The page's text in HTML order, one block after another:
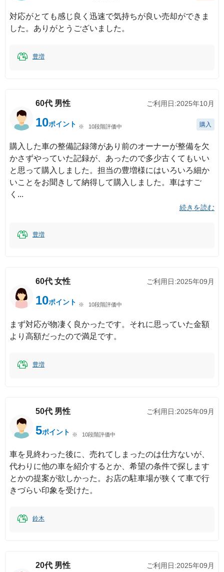
対応がとても感じ良く迅速で気持ちが良い売却ができま
した。ありがとうございました。
豊増
60代 男性 ご利用日:2025年10月
10ポイント 10段階評価中 購入
購入した車の整備記録簿があり前のオーナーが整備を欠
かさずやっていた記録が、あったので多少古くてもいい
と思って購入しました。担当の豊増様にはいろいろ細か
いことをお聞きして納得して購入しました。車はすご
く
続きを読む
豊増
60代 女性 ご利用日:2025年09月
10ポイント 10段階評価中
まず対応が物凄く良かったです。それに思っていた金額
より高額だったので満足です。
豊増
50代 男性 ご利用日:2025年09月
5ポイント 10段階評価中
車を見終わった後に、売れてしまったのは仕方ないが、
代わりに他の車を紹介するとか、希望の条件で探します
とかの提案が欲しかった。お店の駐車場が狭くて車で行
きづらい印象を受けた。
鈴木
20代 男性 ご利用日:2025年09月